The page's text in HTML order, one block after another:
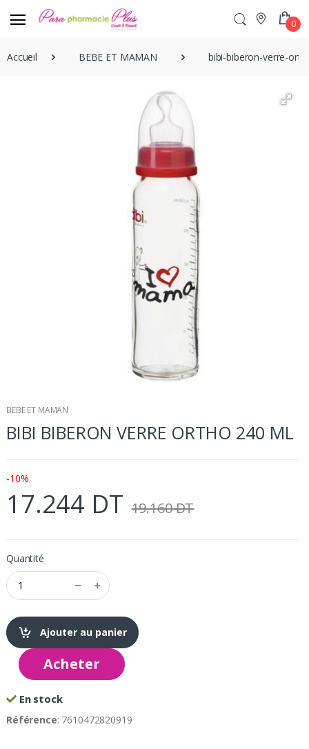
0
Accueil BEBE ET MAMAN bibi-biberon-verre-
BEBE ET MAMAN
BIBI BIBERON VERRE ORTHO 240 ML
-10%
17.244 DT 19.160 DT
Quantité
Ajouter au panier
Acheter
En stock
Référence: 7610472820919